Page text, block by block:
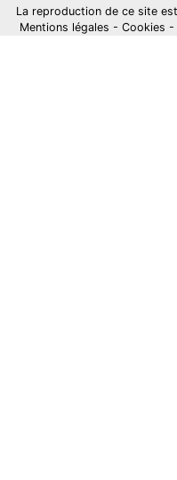
La reproduction de ce site
Mentions légales - Cookies -